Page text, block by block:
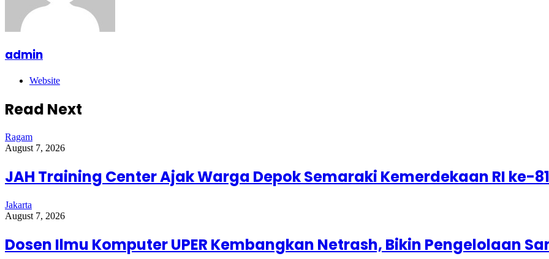
admin
Website
Read Next
Ragam
August 7, 2026
JAH Training Center Ajak Warga Depok Semaraki Kemerdekaan RI ke-81
Jakarta
August 7, 2026
Dosen Ilmu Komputer UPER Kembangkan Netrash, Bikin Pengelolaan